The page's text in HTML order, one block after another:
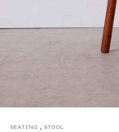
SEATING , STOOL